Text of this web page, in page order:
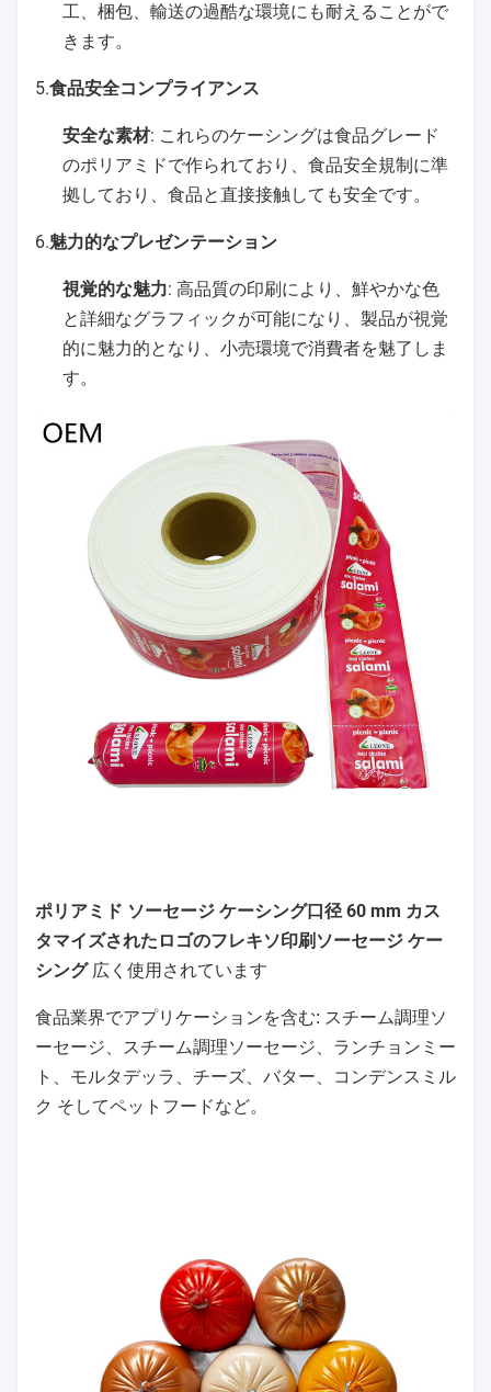
工、梱包、輸送の過酷な環境にも耐えることがで
きます。
5.食品安全コンプライアンス
安全な素材: これらのケーシングは食品グレード
のポリアミドで作られており、食品安全規制に準
拠しており、食品と直接接触しても安全です。
6.魅力的なプレゼンテーション
視覚的な魅力: 高品質の印刷により、鮮やかな色
と詳細なグラフィックが可能になり、製品が視覚
的に魅力的となり、小売環境で消費者を魅了しま
す。
ポリアミド ソーセージ ケーシング口径 60 mm カス
タマイズされたロゴのフレキソ印刷ソーセージ ケー
シング 広く使用されています
食品業界でアプリケーションを含む: スチーム調理ソ
ーセージ、スチーム調理ソーセージ、ランチョンミー
ト、モルタデッラ、チーズ、バター、コンデンスミル
ク そしてペットフードなど。